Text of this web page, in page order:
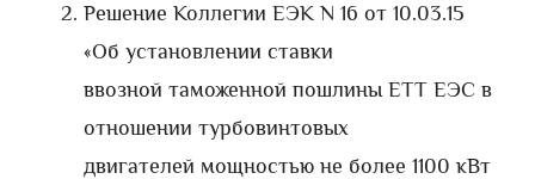
Решение Коллегии ЕЭК N 16 от 10.03.15
«Об установлении ставки
ввозной таможенной пошлины ЕТТ ЕЭС в
отношении турбовинтовых
двигателей мощностью не более 1100 кВт